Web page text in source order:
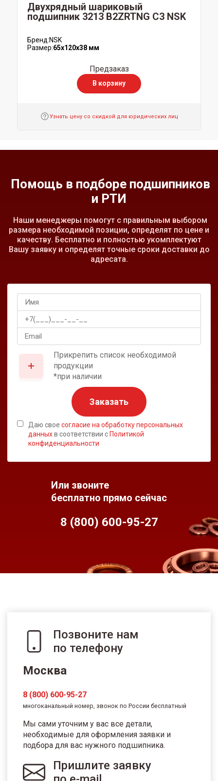
Двухрядный шариковый
подшипник 3213 B2ZRTNG C3 NSK
Бренд:NSK
Размер:65x120x38 мм
Предзаказ
В корзину
Узнать цену со скидкой для юридических лиц
Помощь в подборе подшипников
и РТИ
Наши менеджеры помогут с правильным выбором
размера необходимой позиции, определят по цене и
качеству. Бесплатно и полностью укомплектуют
Вашу заявку и определят точные сроки доставки до
адресата.
Прикрепить список необходимой
продукции
*при наличии
Заказать
Даю свое согласие на обработку персональных
данныхв соответствии с Политикой
конфиденциальности
Или звоните
бесплатно прямо сейчас
8 (800) 600-95-27
Позвоните нам
по телефону
Москва
8 (800) 600-95-27
многоканальный номер, звонок по России бесплатный
Мы сами уточним у вас все детали,
необходимые для оформления заявки и
подбора для вас нужного подшипника.
Пришлите заявку